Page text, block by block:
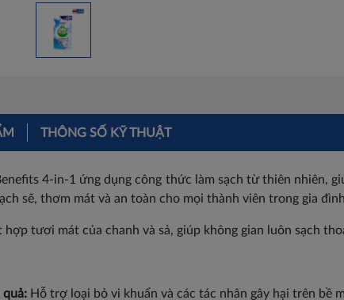
THÔNG SỐ KỸ THUẬT
4-in-1 ứng dụng công thức làm sạch từ thiên nhiên,
sẽ, thơm mát và an toàn cho mọi thành viên trong gia
hợp tươi mát của chanh và sả, giúp không gian luôn sạch
quả: Hỗ trợ loại bỏ vi khuẩn và các tác nhân gây hại trên bề